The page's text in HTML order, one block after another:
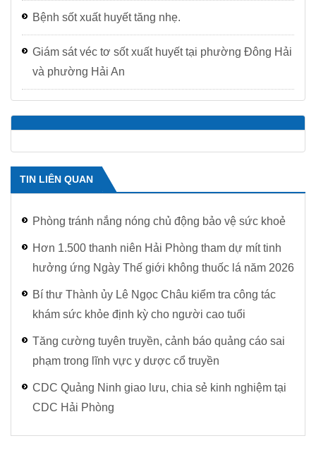
Bệnh sốt xuất huyết tăng nhẹ.
Giám sát véc tơ sốt xuất huyết tại phường Đông Hải
và phường Hải An
TIN LIÊN QUAN
Phòng tránh nắng nóng chủ động bảo vệ sức khoẻ
Hơn 1.500 thanh niên Hải Phòng tham dự mít tinh
hưởng ứng Ngày Thế giới không thuốc lá năm 2026
Bí thư Thành ủy Lê Ngọc Châu kiểm tra công tác
khám sức khỏe định kỳ cho người cao tuổi
Tăng cường tuyên truyền, cảnh báo quảng cáo sai
phạm trong lĩnh vực y dược cổ truyền
CDC Quảng Ninh giao lưu, chia sẻ kinh nghiệm tại
CDC Hải Phòng